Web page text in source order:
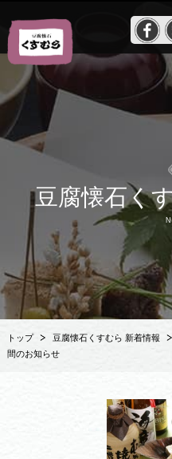
豆腐懐石く
トップ 豆腐懐石くすむら 新着情報
間のお知らせ